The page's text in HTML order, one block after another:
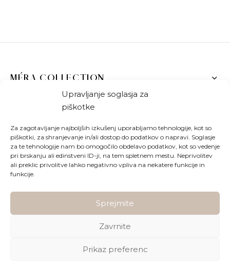
Upravljanje soglasja za
piškotke
Za zagotavljanje najboljših izkušenj uporabljamo tehnologije, kot so
piškotki, za shranjevanje in/ali dostop do podatkov o napravi. Soglasje
za te tehnologije nam bo omogočilo obdelavo podatkov, kot so vedenje
pri brskanju ali edinstveni ID-ji, na tem spletnem mestu. Neprivolitev
ali preklic privolitve lahko negativno vpliva na nekatere funkcije in
funkcije.
Sprejmite
Zavrnite
Prikaz preferenc
MÉRA COLLECTION
TRGOVINA
SLEDITE NAM
Bodite na tekočem z novostmi v Méra trgovini!